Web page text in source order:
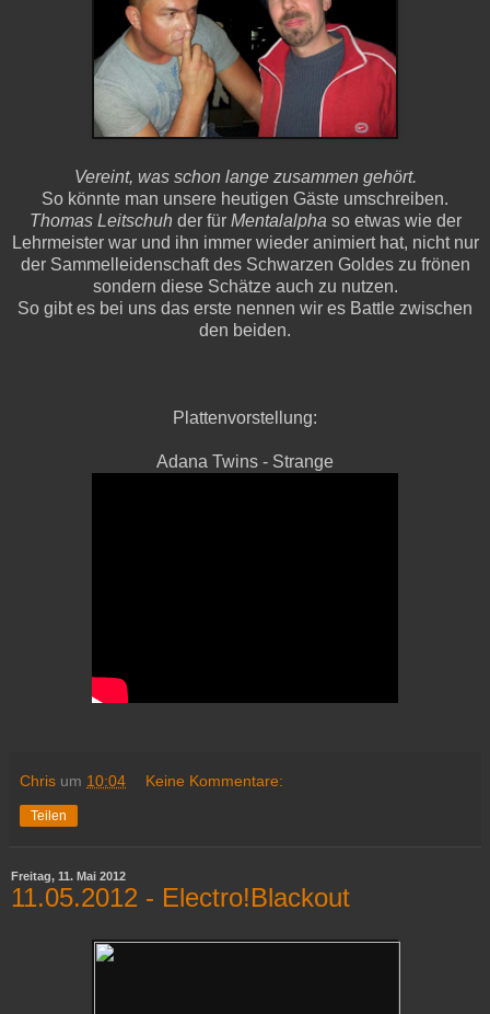
Vereint, was schon lange zusammen gehört.
So könnte man unsere heutigen Gäste umschreiben.
Thomas Leitschuh der für Mentalalpha so etwas wie der
Lehrmeister war und ihn immer wieder animiert hat, nicht nur
der Sammelleidenschaft des Schwarzen Goldes zu frönen
sondern diese Schätze auch zu nutzen.
So gibt es bei uns das erste nennen wir es Battle zwischen
den beiden.
Plattenvorstellung:
Adana Twins - Strange
Chris um 10:04 Keine Kommentare:
Teilen
Freitag, 11. Mai 2012
11.05.2012 - Electro!Blackout